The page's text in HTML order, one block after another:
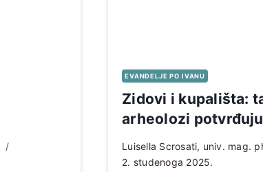
EVANĐELJE PO IVANU
Zidovi i kupališta:
arheolozi
Luisella Scrosati, univ. mag.
2. studenoga 2025.